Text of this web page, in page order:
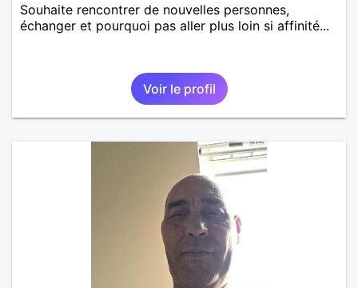
Souhaite rencontrer de nouvelles personnes,
échanger et pourquoi pas aller plus loin si affinité...
Voir le profil